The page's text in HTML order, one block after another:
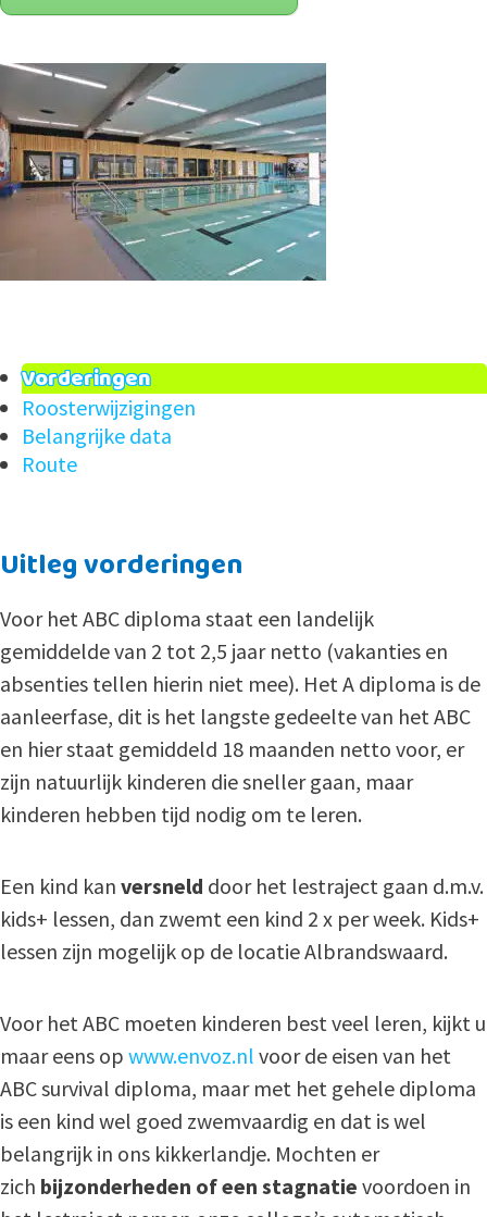
Vorderingen
Roosterwijzigingen
Belangrijke data
Route
Uitleg vorderingen
Voor het ABC diploma staat een landelijk
gemiddelde van 2 tot 2,5 jaar netto (vakanties en
absenties tellen hierin niet mee). Het A diploma is de
aanleerfase, dit is het langste gedeelte van het ABC
en hier staat gemiddeld 18 maanden netto voor, er
zijn natuurlijk kinderen die sneller gaan, maar
kinderen hebben tijd nodig om te leren.
Een kind kan versneld door het lestraject gaan d.m.v.
kids+ lessen, dan zwemt een kind 2 x per week. Kids+
lessen zijn mogelijk op de locatie Albrandswaard.
Voor het ABC moeten kinderen best veel leren, kijkt u
maar eens op www.envoz.nl voor de eisen van het
ABC survival diploma, maar met het gehele diploma
is een kind wel goed zwemvaardig en dat is wel
belangrijk in ons kikkerlandje. Mochten er
zich bijzonderheden of een stagnatie voordoen in